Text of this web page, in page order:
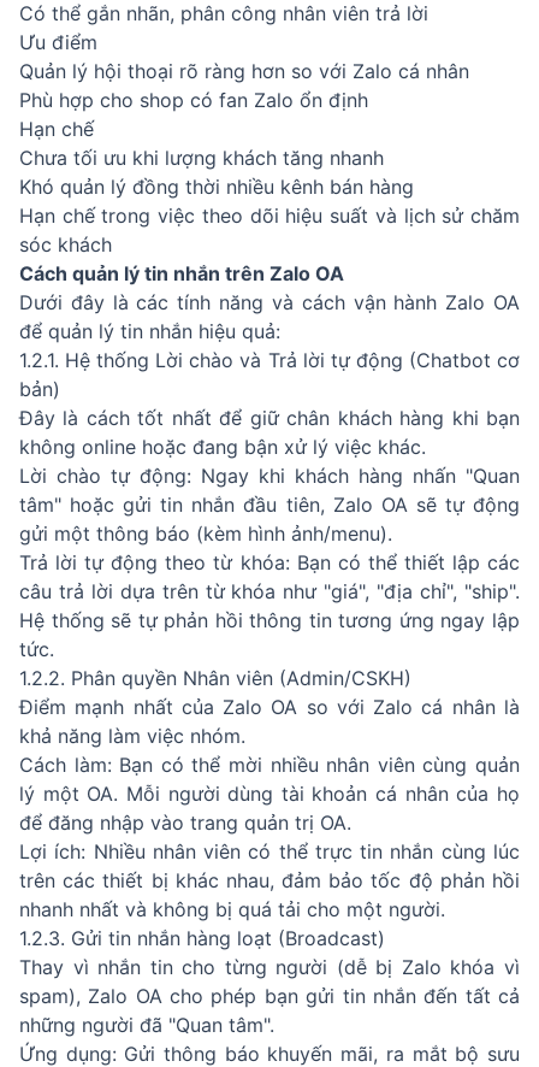
Có thể gắn nhãn, phân công nhân viên trả lời
Ưu điểm
Quản lý hội thoại rõ ràng hơn so với Zalo cá nhân
Phù hợp cho shop có fan Zalo ổn định
Hạn chế
Chưa tối ưu khi lượng khách tăng nhanh
Khó quản lý đồng thời nhiều kênh bán hàng
Hạn chế trong việc theo dõi hiệu suất và lịch sử chăm
sóc khách
Cách quản lý tin nhắn trên Zalo OA
Dưới đây là các tính năng và cách vận hành Zalo OA
để quản lý tin nhắn hiệu quả:
1.2.1. Hệ thống Lời chào và Trả lời tự động (Chatbot cơ
bản)
Đây là cách tốt nhất để giữ chân khách hàng khi bạn
không online hoặc đang bận xử lý việc khác.
Lời chào tự động: Ngay khi khách hàng nhấn "Quan
tâm" hoặc gửi tin nhắn đầu tiên, Zalo OA sẽ tự động
gửi một thông báo (kèm hình ảnh/menu).
Trả lời tự động theo từ khóa: Bạn có thể thiết lập các
câu trả lời dựa trên từ khóa như "giá", "địa chỉ", "ship".
Hệ thống sẽ tự phản hồi thông tin tương ứng ngay lập
tức.
1.2.2. Phân quyền Nhân viên (Admin/CSKH)
Điểm mạnh nhất của Zalo OA so với Zalo cá nhân là
khả năng làm việc nhóm.
Cách làm: Bạn có thể mời nhiều nhân viên cùng quản
lý một OA. Mỗi người dùng tài khoản cá nhân của họ
để đăng nhập vào trang quản trị OA.
Lợi ích: Nhiều nhân viên có thể trực tin nhắn cùng lúc
trên các thiết bị khác nhau, đảm bảo tốc độ phản hồi
nhanh nhất và không bị quá tải cho một người.
1.2.3. Gửi tin nhắn hàng loạt (Broadcast)
Thay vì nhắn tin cho từng người (dễ bị Zalo khóa vì
spam), Zalo OA cho phép bạn gửi tin nhắn đến tất cả
những người đã "Quan tâm".
Ứng dụng: Gửi thông báo khuyến mãi, ra mắt bộ sưu